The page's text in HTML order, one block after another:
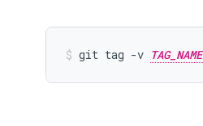
git tag -v TAG_NAME